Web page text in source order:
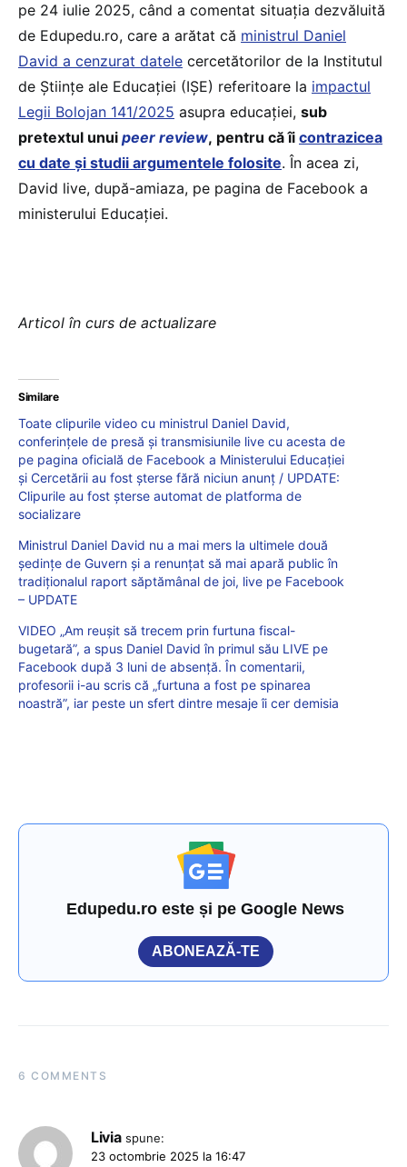
pe 24 iulie 2025, când a comentat situația dezvăluită
de Edupedu.ro, care a arătat că ministrul Daniel
David a cenzurat datele cercetătorilor de la Institutul
de Științe ale Educației (IȘE) referitoare la impactul
Legii Bolojan 141/2025 asupra educației, sub
pretextul unui peer review, pentru că îi contrazicea
cu date și studii argumentele folosite. În acea zi,
David live, după-amiaza, pe pagina de Facebook a
ministerului Educației.
Articol în curs de actualizare
Similare
Toate clipurile video cu ministrul Daniel David,
conferințele de presă și transmisiunile live cu acesta de
pe pagina oficială de Facebook a Ministerului Educației
și Cercetării au fost șterse fără niciun anunț / UPDATE:
Clipurile au fost șterse automat de platforma de
socializare
Ministrul Daniel David nu a mai mers la ultimele două
ședințe de Guvern și a renunțat să mai apară public în
tradiționalul raport săptămânal de joi, live pe Facebook
– UPDATE
VIDEO „Am reușit să trecem prin furtuna fiscal-
bugetară”, a spus Daniel David în primul său LIVE pe
Facebook după 3 luni de absență. În comentarii,
profesorii i-au scris că „furtuna a fost pe spinarea
noastră”, iar peste un sfert dintre mesaje îi cer demisia
Edupedu.ro este și pe Google News
ABONEAZĂ-TE
6 COMMENTS
Livia spune:
23 octombrie 2025 la 16:47